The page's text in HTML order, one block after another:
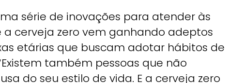
série de inovações para atender às
cerveja zero vem ganhando adeptos
etárias que buscam adotar hábitos de
também pessoas que não
do seu estilo de vida. E a cerveja zero